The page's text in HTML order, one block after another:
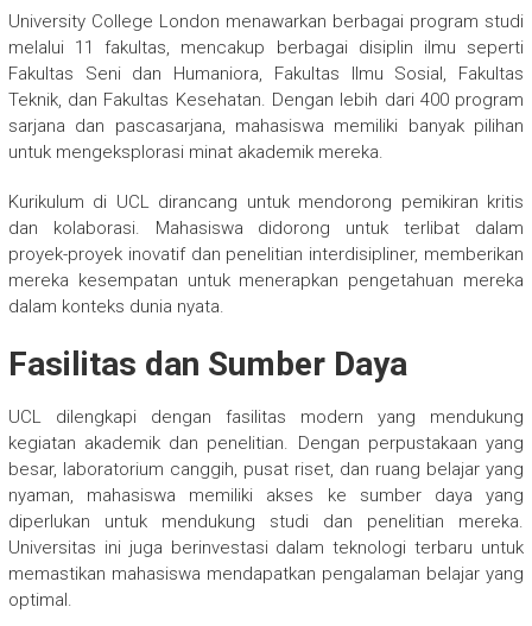
University College London menawarkan berbagai program studi
melalui 11 fakultas, mencakup berbagai disiplin ilmu seperti
Fakultas Seni dan Humaniora, Fakultas Ilmu Sosial, Fakultas
Teknik, dan Fakultas Kesehatan. Dengan lebih dari 400 program
sarjana dan pascasarjana, mahasiswa memiliki banyak pilihan
untuk mengeksplorasi minat akademik mereka.
Kurikulum di UCL dirancang untuk mendorong pemikiran kritis
dan kolaborasi. Mahasiswa didorong untuk terlibat dalam
proyek-proyek inovatif dan penelitian interdisipliner, memberikan
mereka kesempatan untuk menerapkan pengetahuan mereka
dalam konteks dunia nyata.
Fasilitas dan Sumber Daya
UCL dilengkapi dengan fasilitas modern yang mendukung
kegiatan akademik dan penelitian. Dengan perpustakaan yang
besar, laboratorium canggih, pusat riset, dan ruang belajar yang
nyaman, mahasiswa memiliki akses ke sumber daya yang
diperlukan untuk mendukung studi dan penelitian mereka.
Universitas ini juga berinvestasi dalam teknologi terbaru untuk
memastikan mahasiswa mendapatkan pengalaman belajar yang
optimal.